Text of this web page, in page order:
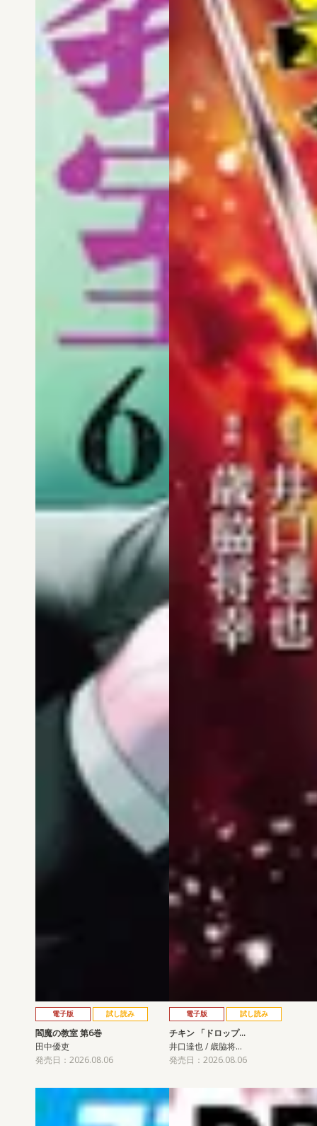
電子版 試し読み
閻魔の教室 第6巻
田中優吏
発売日：2026.08.06
電子版 試し読み
チキン 「ドロップ…
井口達也 / 歳脇将…
発売日：2026.08.06